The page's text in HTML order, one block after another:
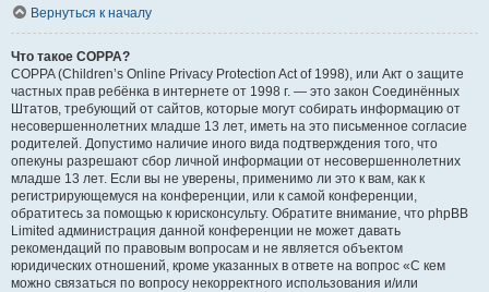
Вернуться к началу
Что такое COPPA?
COPPA (Children’s Online Privacy Protection Act of 1998), или Акт о защите
частных прав ребёнка в интернете от 1998 г. — это закон Соединённых
Штатов, требующий от сайтов, которые могут собирать информацию от
несовершеннолетних младше 13 лет, иметь на это письменное согласие
родителей. Допустимо наличие иного вида подтверждения того, что
опекуны разрешают сбор личной информации от несовершеннолетних
младше 13 лет. Если вы не уверены, применимо ли это к вам, как к
регистрирующемуся на конференции, или к самой конференции,
обратитесь за помощью к юрисконсульту. Обратите внимание, что phpBB
Limited администрация данной конференции не может давать
рекомендаций по правовым вопросам и не является объектом
юридических отношений, кроме указанных в ответе на вопрос «С кем
можно связаться по вопросу некорректного использования и/или